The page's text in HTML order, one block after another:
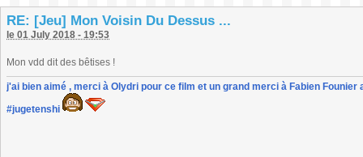
RE: [Jeu] Mon Voisin Du Dessus ...
le 01 July 2018 - 19:53
Mon vdd dit des bêtises !
j'ai bien aimé , merci à Olydri pour ce film et un grand merci à Fabien
#jugetenshi